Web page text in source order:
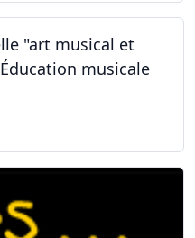
"art musical et
musicale